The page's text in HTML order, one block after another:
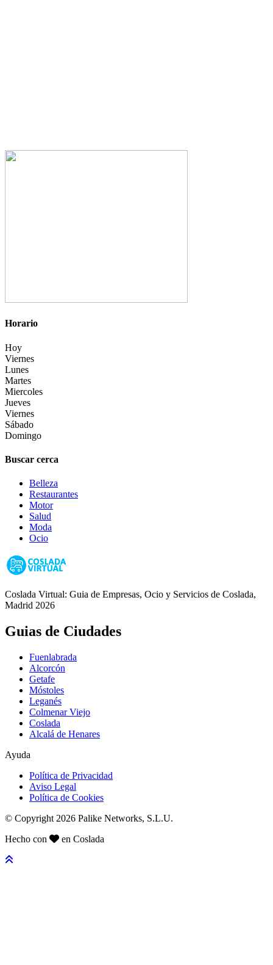
Horario
Hoy
Viernes
Lunes
Martes
Miercoles
Jueves
Viernes
Sábado
Domingo
Buscar cerca
Belleza
Restaurantes
Motor
Salud
Moda
Ocio
Coslada Virtual: Guia de Empresas, Ocio y Servicios de Coslada,
Madrid 2026
Guias de Ciudades
Fuenlabrada
Alcorcón
Getafe
Móstoles
Leganés
Colmenar Viejo
Coslada
Alcalá de Henares
Ayuda
Política de Privacidad
Aviso Legal
Política de Cookies
© Copyright 2026 Palike Networks, S.L.U.
Hecho con
en Coslada